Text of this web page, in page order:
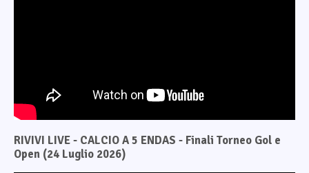
RIVIVI LIVE - CALCIO A 5 ENDAS - Finali Torneo Gol e
Open (24 Luglio 2026)